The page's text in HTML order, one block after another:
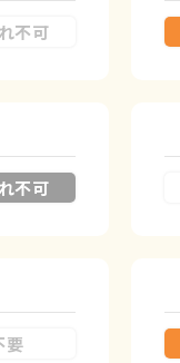
不可
不可
要